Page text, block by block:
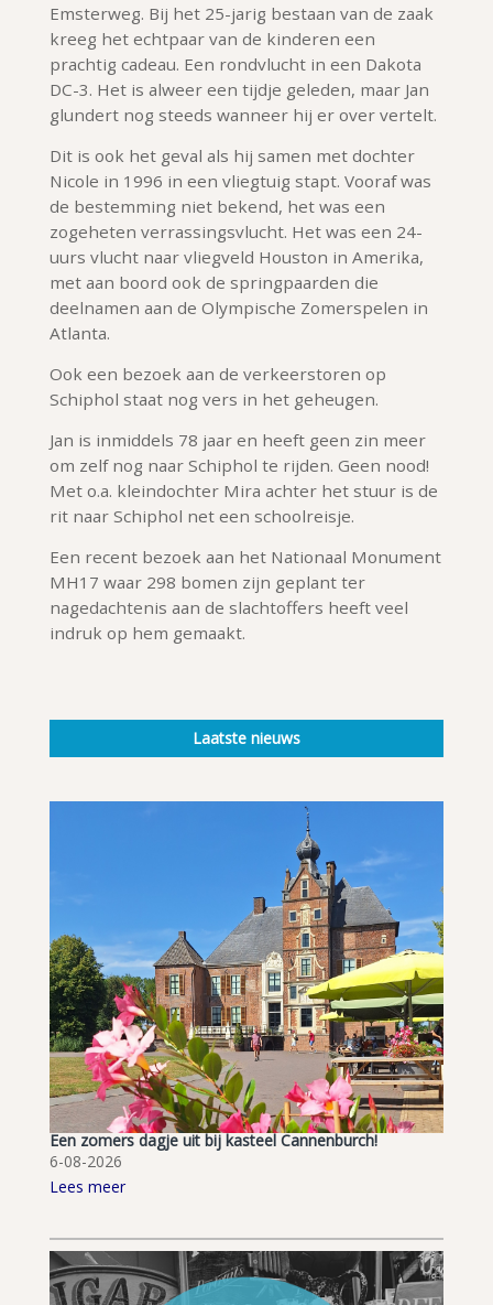
Emsterweg. Bij het 25-jarig bestaan van de zaak
kreeg het echtpaar van de kinderen een
prachtig cadeau. Een rondvlucht in een Dakota
DC-3. Het is alweer een tijdje geleden, maar Jan
glundert nog steeds wanneer hij er over vertelt.
Dit is ook het geval als hij samen met dochter
Nicole in 1996 in een vliegtuig stapt. Vooraf was
de bestemming niet bekend, het was een
zogeheten verrassingsvlucht. Het was een 24-
uurs vlucht naar vliegveld Houston in Amerika,
met aan boord ook de springpaarden die
deelnamen aan de Olympische Zomerspelen in
Atlanta.
Ook een bezoek aan de verkeerstoren op
Schiphol staat nog vers in het geheugen.
Jan is inmiddels 78 jaar en heeft geen zin meer
om zelf nog naar Schiphol te rijden. Geen nood!
Met o.a. kleindochter Mira achter het stuur is de
rit naar Schiphol net een schoolreisje.
Een recent bezoek aan het Nationaal Monument
MH17 waar 298 bomen zijn geplant ter
nagedachtenis aan de slachtoffers heeft veel
indruk op hem gemaakt.
Laatste nieuws
Een zomers dagje uit bij kasteel Cannenburch!
6-08-2026
Lees meer